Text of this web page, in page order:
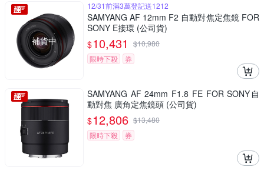
補貨中
12/31前滿3萬登記送1212
SAMYANG AF 12mm F2 自動對焦定焦鏡 FOR
SONY E接環 (公司貨)
$10,431 $10,980
限時下殺
券
SAMYANG AF 24mm F1.8 FE FOR SONY自
動對焦 廣角定焦鏡頭 (公司貨)
$12,806 $13,480
限時下殺
券